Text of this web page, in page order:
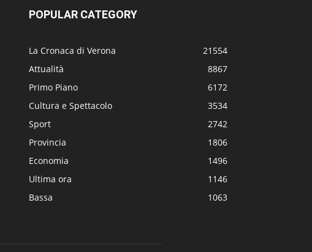
POPULAR CATEGORY
La Cronaca di Verona
21554
Attualità
8867
Primo Piano
6172
Cultura e Spettacolo
3534
Sport
2742
Provincia
1806
Economia
1496
Ultima ora
1146
Bassa
1063